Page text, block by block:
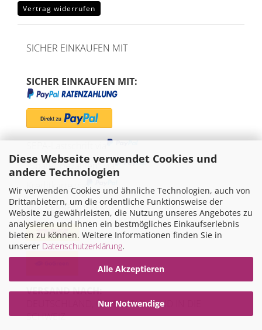
Diese Webseite verwendet Cookies und
andere Technologien
Wir verwenden Cookies und ähnliche Technologien, auch von
Drittanbietern, um die ordentliche Funktionsweise der
Website zu gewährleisten, die Nutzung unseres Angebotes zu
analysieren und Ihnen ein bestmögliches Einkaufserlebnis
bieten zu können. Weitere Informationen finden Sie in
unserer Datenschutzerklärung.
Alle Akzeptieren
Nur Notwendige
Vertrag widerrufen
SICHER EINKAUFEN MIT
SICHER EINKAUFEN MIT:
"Später bezahlen" via
Kreditkarte via
WIR VERSENDEN MIT
VERSAND NACH:
DEUTSCHLAND, ÖSTERREICH UND IN DIE
SCHWEIZ